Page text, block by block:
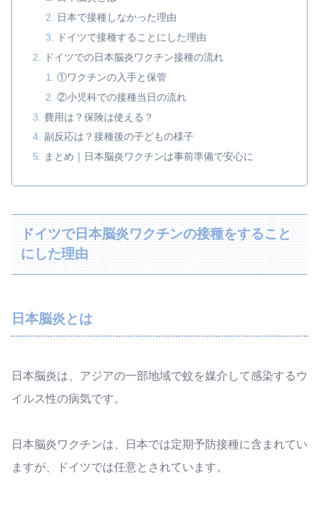
日本で接種しなかった理由
ドイツで接種することにした理由
ドイツでの日本脳炎ワクチン接種の流れ
①ワクチンの入手と保管
②小児科での接種当日の流れ
費用は？保険は使える？
副反応は？接種後の子どもの様子
まとめ｜日本脳炎ワクチンは事前準備で安心に
ドイツで日本脳炎ワクチンの接種をすること
にした理由
日本脳炎とは
日本脳炎は、アジアの一部地域で蚊を媒介して感染するウ
イルス性の病気です。
日本脳炎ワクチンは、日本では定期予防接種に含まれてい
ますが、ドイツでは任意とされています。